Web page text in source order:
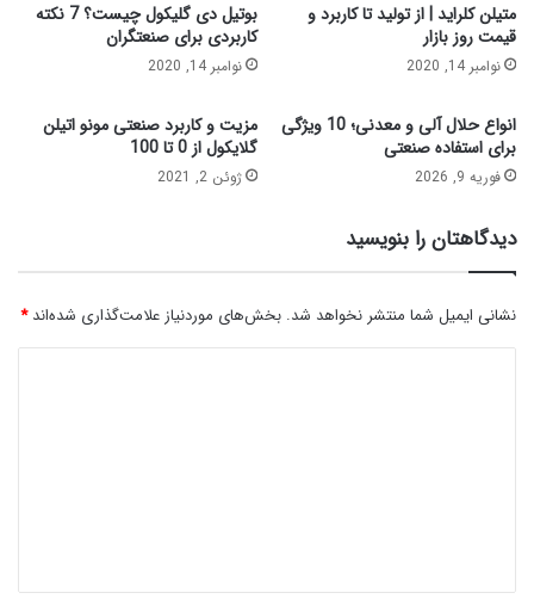
متیلن کلراید | از تولید تا کاربرد و
قیمت روز بازار
نوامبر 14, 2020
بوتیل دی گلیکول چیست؟ 7 نکته
کاربردی برای صنعتگران
نوامبر 14, 2020
انواع حلال آلی و معدنی؛ 10 ویژگی
برای استفاده صنعتی
فوریه 9, 2026
مزیت و کاربرد صنعتی مونو اتیلن
گلایکول از 0 تا 100
ژوئن 2, 2021
دیدگاهتان را بنویسید
نشانی ایمیل شما منتشر نخواهد شد. بخش‌های موردنیاز علامت‌گذاری شده‌اند*